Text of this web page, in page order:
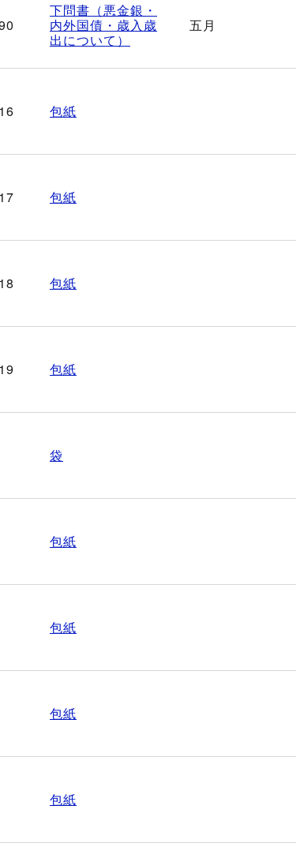
下問書（悪金銀・
内外国債・歳入歳
出について）
五月
包紙
包紙
包紙
包紙
袋
包紙
包紙
包紙
包紙